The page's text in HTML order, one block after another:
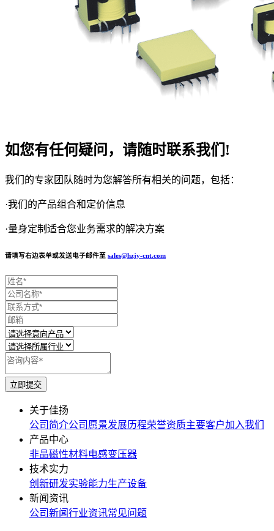
如您有任何疑问，请随时联系我们!
我们的专家团队随时为您解答所有相关的问题，包括：
·我们的产品组合和定价信息
·量身定制适合您业务需求的解决方案
请填写右边表单或发送电子邮件至 sales@hzjy-cnt.com
关于佳扬
公司简介公司愿景发展历程荣誉资质主要客户加入我们
产品中心
非晶磁性材料电感变压器
技术实力
创新研发实验能力生产设备
新闻资讯
公司新闻行业资讯常见问题